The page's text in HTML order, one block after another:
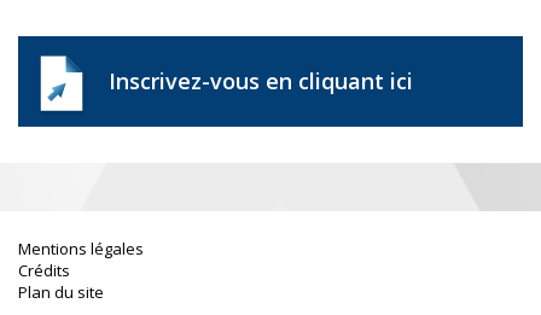
Inscrivez-vous en cliquant ici
Mentions légales
Crédits
Plan du site